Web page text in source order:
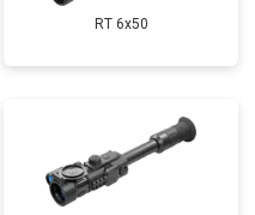
RT 6x50